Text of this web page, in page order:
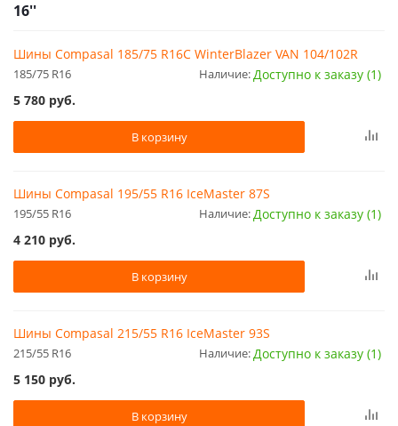
16''
Шины Compasal 185/75 R16C WinterBlazer VAN 104/102R
185/75 R16 Наличие:Доступно к заказу (1)
5 780 руб.
В корзину
Шины Compasal 195/55 R16 IceMaster 87S
195/55 R16 Наличие:Доступно к заказу (1)
4 210 руб.
В корзину
Шины Compasal 215/55 R16 IceMaster 93S
215/55 R16 Наличие:Доступно к заказу (1)
5 150 руб.
В корзину